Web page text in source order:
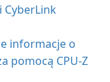
CyberLink
informacje o
pomocą CPU-Z